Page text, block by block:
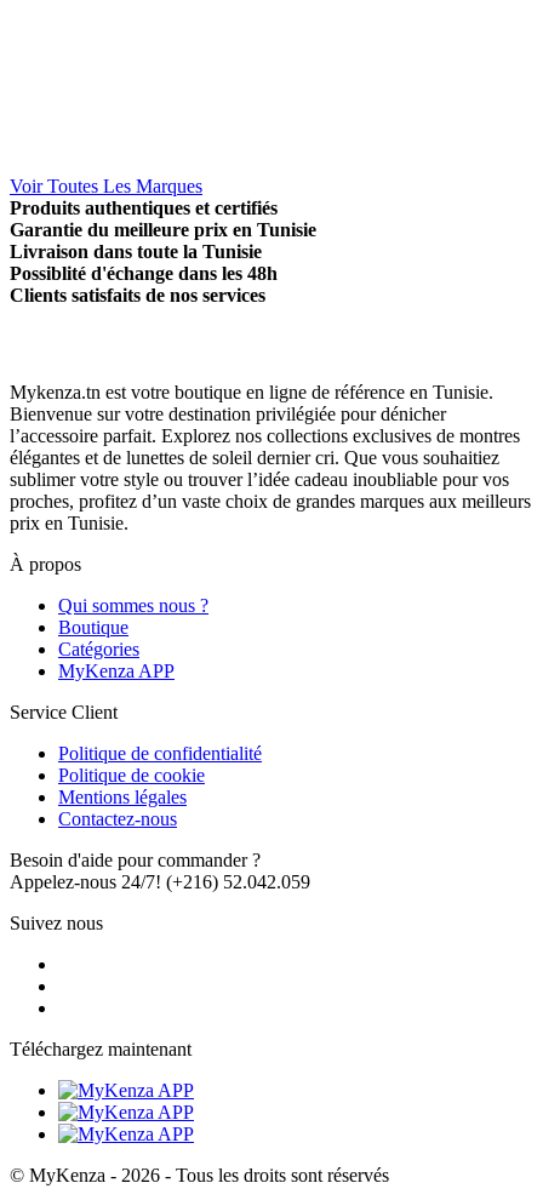
Voir Toutes Les Marques
Produits authentiques et certifiés
Garantie du meilleure prix en Tunisie
Livraison dans toute la Tunisie
Possiblité d'échange dans les 48h
Clients satisfaits de nos services
Mykenza.tn est votre boutique en ligne de référence en Tunisie.
Bienvenue sur votre destination privilégiée pour dénicher
l’accessoire parfait. Explorez nos collections exclusives de montres
élégantes et de lunettes de soleil dernier cri. Que vous souhaitiez
sublimer votre style ou trouver l’idée cadeau inoubliable pour vos
proches, profitez d’un vaste choix de grandes marques aux meilleurs
prix en Tunisie.
À propos
Qui sommes nous ?
Boutique
Catégories
MyKenza APP
Service Client
Politique de confidentialité
Politique de cookie
Mentions légales
Contactez-nous
Besoin d'aide pour commander ?
Appelez-nous 24/7! (+216) 52.042.059
Suivez nous
Téléchargez maintenant
© MyKenza - 2026 - Tous les droits sont réservés